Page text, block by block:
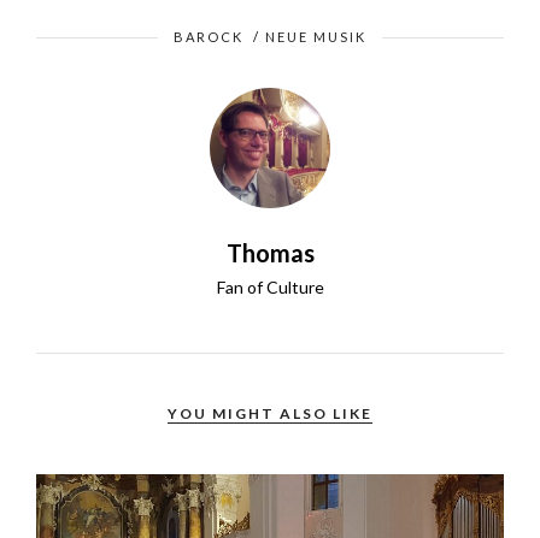
BAROCK / NEUE MUSIK
Thomas
Fan of Culture
YOU MIGHT ALSO LIKE